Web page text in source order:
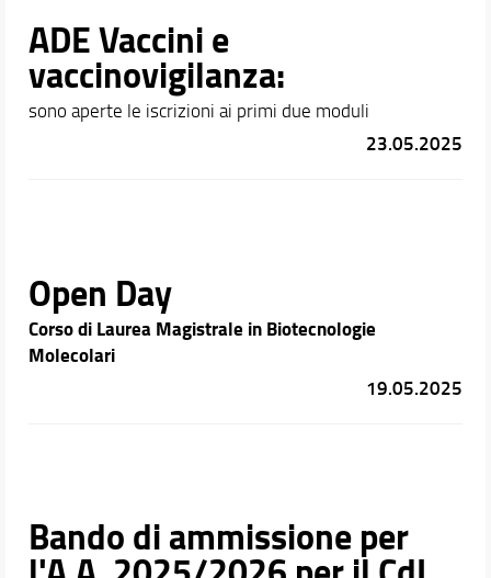
ADE Vaccini e
vaccinovigilanza:
sono aperte le iscrizioni ai primi due moduli
23.05.2025
Open Day
Corso di Laurea Magistrale in Biotecnologie
Molecolari
19.05.2025
Bando di ammissione per